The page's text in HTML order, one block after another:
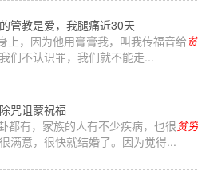
管教是爱，我腿痛近30天
上，因为他用膏膏我，叫我传福音给
们不认识罪，我们就不能走...
咒诅蒙祝福
都有，家族的人有不少疾病，也很 贫穷
满意，很快就结婚了。因为觉得...